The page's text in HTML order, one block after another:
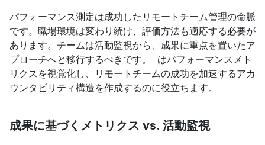
パフォーマンス測定は成功したリモートチーム管理の命脈
です。職場環境は変わり続け、評価方法も適応する必要が
あります。チームは活動監視から、成果に重点を置いたア
プローチへと移行するべきです。  はパフォーマンスメト
リクスを視覚化し、リモートチームの成功を加速するアカ
ウンタビリティ構造を作成するのに役立ちます。
成果に基づくメトリクス vs. 活動監視